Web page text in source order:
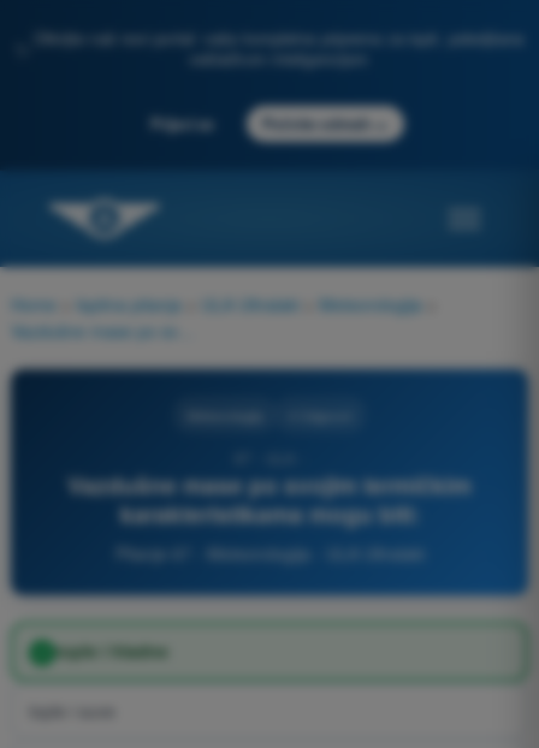
Otkrijte naš novi portal: vaša kompletna priprema za ispit, poboljšana
Prijavi se Počnite odmah
Home Ispitna pitanja ULA Ultralaki Meteorologija
Vazdušne mase po svojim termičkim
karakteristikama mogu biti:
tople i hladne